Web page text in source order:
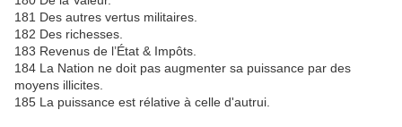
181 Des autres vertus militaires.
182 Des richesses.
183 Revenus de l’État & Impôts.
184 La Nation ne doit pas augmenter sa puissance par des
moyens illicites.
185 La puissance est rélative à celle d'autrui.